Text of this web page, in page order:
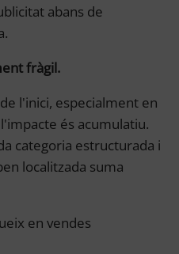
abans de
fràgil.
l'inici, especialment en
és acumulatiu.
categoria estructurada i
localitzada suma
en vendes